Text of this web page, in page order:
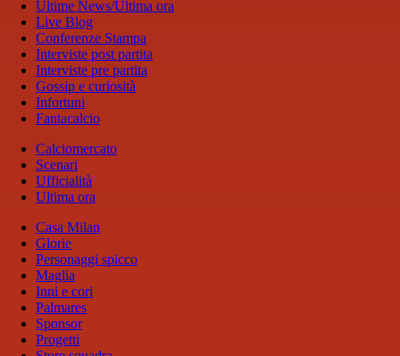
Ultime News/Ultima ora
Live Blog
Conferenze Stampa
Interviste post partita
Interviste pre partita
Gossip e curiosità
Infortuni
Fantacalcio
Calciomercato
Scenari
Ufficialità
Ultima ora
Casa Milan
Glorie
Personaggi spicco
Maglia
Inni e cori
Palmares
Sponsor
Progetti